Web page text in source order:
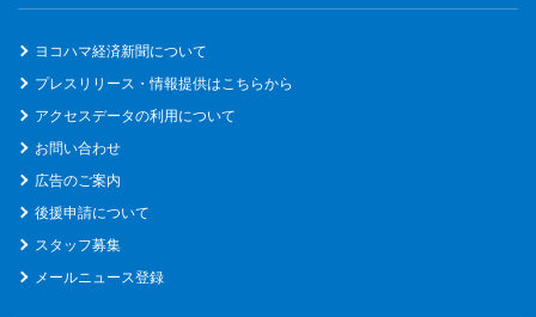
ヨコハマ経済新聞について
プレスリリース・情報提供はこちらから
アクセスデータの利用について
お問い合わせ
広告のご案内
後援申請について
スタッフ募集
メールニュース登録